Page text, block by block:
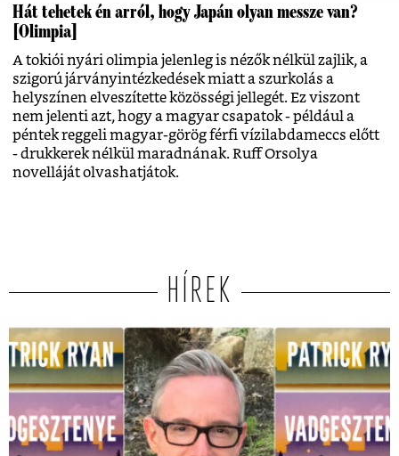
Hát tehetek én arról, hogy Japán olyan messze van?
[Olimpia]
A tokiói nyári olimpia jelenleg is nézők nélkül zajlik, a
szigorú járványintézkedések miatt a szurkolás a
helyszínen elveszítette közösségi jellegét. Ez viszont
nem jelenti azt, hogy a magyar csapatok - például a
péntek reggeli magyar-görög férfi vízilabdameccs előtt
- drukkerek nélkül maradnának. Ruff Orsolya
novelláját olvashatjátok.
HÍREK